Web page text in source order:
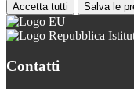
Accetta tutti Salva le
Contatti